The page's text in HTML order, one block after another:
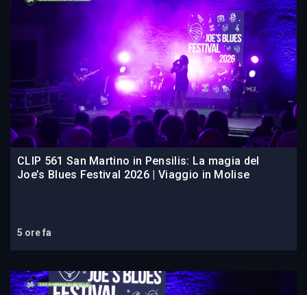
CLIP 561 San Martino in Pensilis: La magia del
Joe’s Blues Festival 2026 | Viaggio in Molise
5 ore fa